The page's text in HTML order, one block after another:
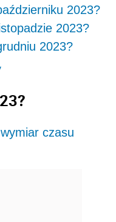
2023?
2023?
2023?
wymiar czasu